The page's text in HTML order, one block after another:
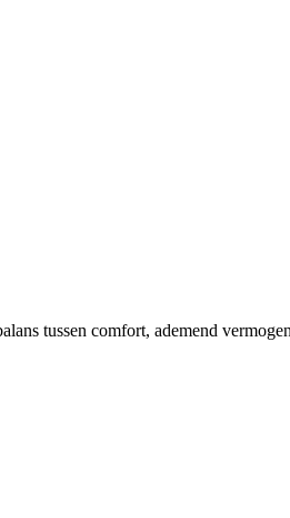
tussen comfort, ademend